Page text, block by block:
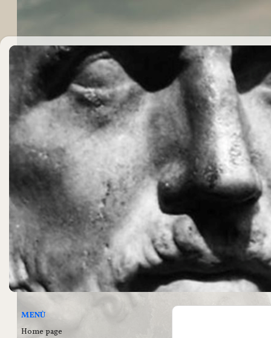
MENÙ
Home page